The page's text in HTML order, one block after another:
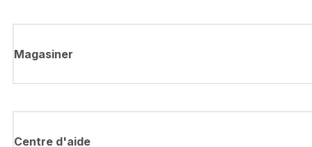
Magasiner
Centre d'aide